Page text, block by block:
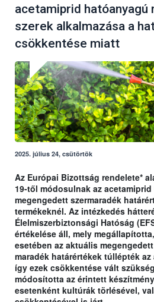
acetamiprid hatóanyagú
szerek alkalmazása a
csökkentése miatt
2025. július 24, csütörtök
Az Európai Bizottság rendelete*
19-től módosulnak az
megengedett szermaradék
termékeknél. Az intézkedés
Élelmiszerbiztonsági Hatóság
értékelése áll, mely
esetében az aktuális
maradék határértékek túllépték
így ezek csökkentése vált
módosította az érintett
esetenként kultúrák törlésével,